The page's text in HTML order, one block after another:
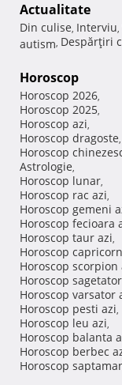
Actualitate
Din culise, Interviu,
autism, Despărţiri
Horoscop
Horoscop 2026,
Horoscop 2025,
Horoscop azi,
Horoscop dragoste,
Horoscop
Astrologie,
Horoscop lunar,
Horoscop rac azi,
Horoscop gemeni
Horoscop fecioara
Horoscop taur azi,
Horoscop
Horoscop scorpion
Horoscop
Horoscop varsator
Horoscop pesti azi,
Horoscop leu azi,
Horoscop balanta
Horoscop berbec
Horoscop